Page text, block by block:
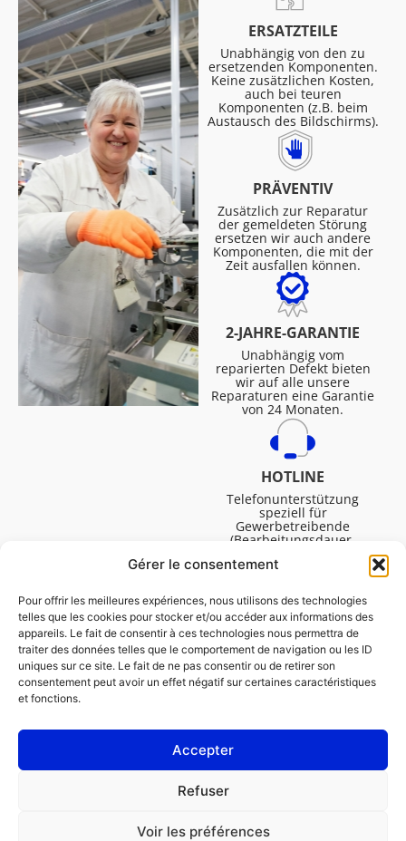
Gérer le consentement
Pour offrir les meilleures expériences, nous utilisons des technologies
telles que les cookies pour stocker et/ou accéder aux informations des
appareils. Le fait de consentir à ces technologies nous permettra de
traiter des données telles que le comportement de navigation ou les ID
uniques sur ce site. Le fait de ne pas consentir ou de retirer son
consentement peut avoir un effet négatif sur certaines caractéristiques
et fonctions.
Accepter
Refuser
Voir les préférences
ERSATZTEILE
Unabhängig von den zu
ersetzenden Komponenten.
Keine zusätzlichen Kosten,
auch bei teuren
Komponenten (z.B. beim
Austausch des Bildschirms).
PRÄVENTIV
Zusätzlich zur Reparatur
der gemeldeten Störung
ersetzen wir auch andere
Komponenten, die mit der
Zeit ausfallen können.
2-JAHRE-GARANTIE
Unabhängig vom
reparierten Defekt bieten
wir auf alle unsere
Reparaturen eine Garantie
von 24 Monaten.
HOTLINE
Telefonunterstützung
speziell für
Gewerbetreibende
(Bearbeitungsdauer,
technische Assistenz usw.).
Montag bis Freitag von